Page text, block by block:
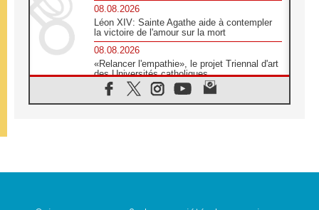
08.08.2026
Léon XIV: Sainte Agathe aide à contempler
la victoire de l'amour sur la mort
08.08.2026
«Relancer l'empathie», le projet Triennal d'art
des Universités catholiques
08.08.2026
Signis 2026, donner la parole aux religieuses
07.08.2026